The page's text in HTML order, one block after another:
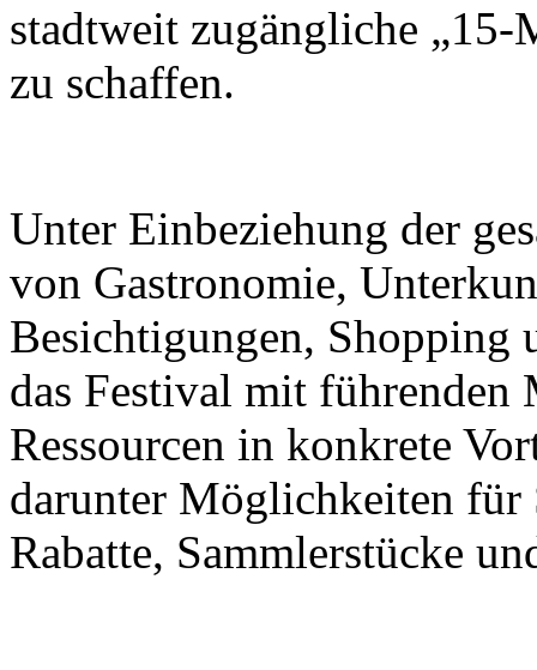
stadtweit zugängliche
zu schaffen.
Unter Einbeziehung der
von Gastronomie,
Besichtigungen, Shopping
das Festival mit führenden
Ressourcen in konkrete
darunter Möglichkeiten
Rabatte, Sammlerstücke